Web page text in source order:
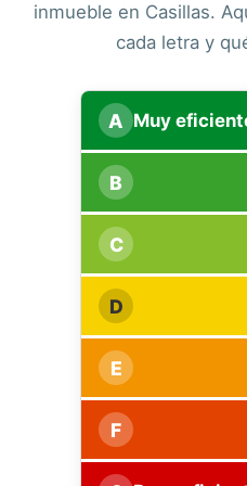
inmueble en Casillas.
cada letra y
A Muy
B
C
D
E
F